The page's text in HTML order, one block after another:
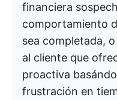
financiera
comportamiento
sea completada,
al cliente que
proactiva
frustración en